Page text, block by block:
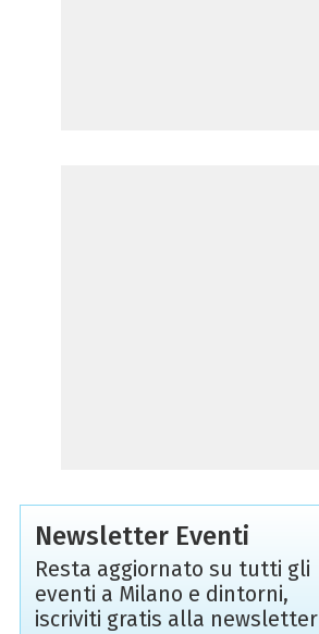
Newsletter Eventi
Resta aggiornato su tutti gli
eventi a Milano e dintorni,
iscriviti gratis alla newsletter